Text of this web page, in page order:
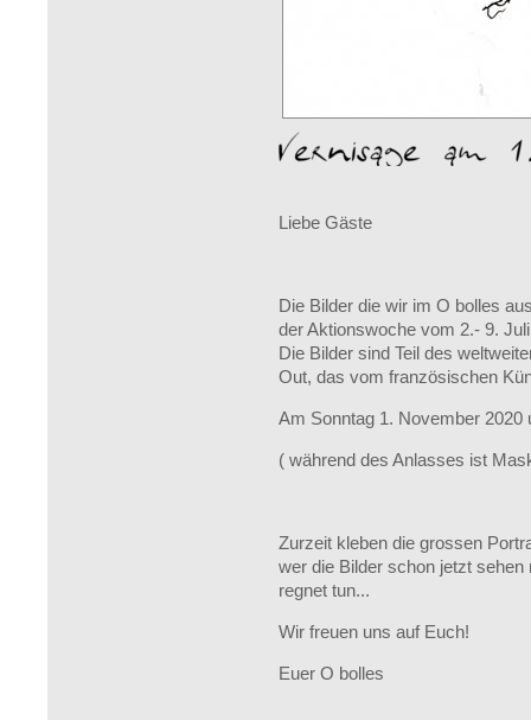
Liebe Gäste
Die Bilder die wir im O bolles
der Aktionswoche vom 2.- 9.
Die Bilder sind Teil des
Out, das vom französischen
Am Sonntag 1. November 2020
( während des Anlasses ist
Zurzeit kleben die grossen
wer die Bilder schon jetzt
regnet tun...
Wir freuen uns auf Euch!
Euer O bolles